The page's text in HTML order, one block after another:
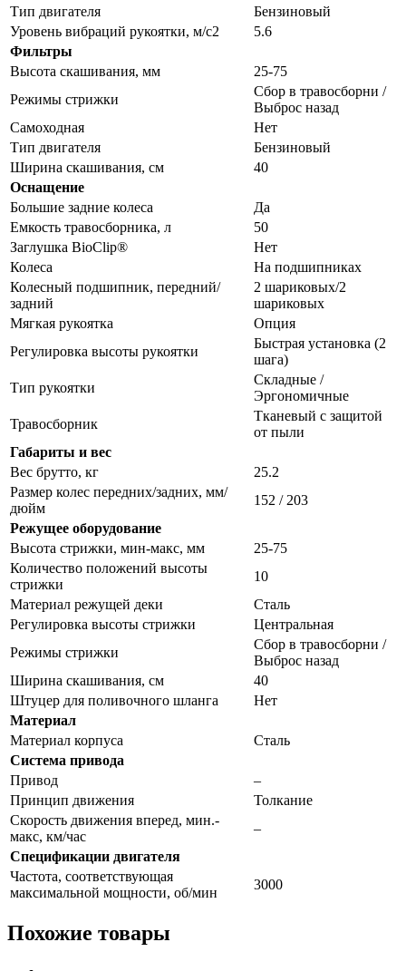
Тип двигателя
Бензиновый
Уровень вибраций рукоятки, м/с2
5.6
Фильтры
Высота скашивания, мм
25-75
Режимы стрижки
Сбор в травосборни /
Выброс назад
Самоходная
Нет
Тип двигателя
Бензиновый
Ширина скашивания, см
40
Оснащение
Большие задние колеса
Да
Емкость травосборника, л
50
Заглушка BioClip®
Нет
Колеса
На подшипниках
Колесный подшипник, передний/
задний
2 шариковых/2
шариковых
Мягкая рукоятка
Опция
Регулировка высоты рукоятки
Быстрая установка (2
шага)
Тип рукоятки
Складные /
Эргономичные
Травосборник
Тканевый с защитой
от пыли
Габариты и вес
Вес брутто, кг
25.2
Размер колес передних/задних, мм/
дюйм
152 / 203
Режущее оборудование
Высота стрижки, мин-макс, мм
25-75
Количество положений высоты
стрижки
10
Материал режущей деки
Сталь
Регулировка высоты стрижки
Центральная
Режимы стрижки
Сбор в травосборни /
Выброс назад
Ширина скашивания, см
40
Штуцер для поливочного шланга
Нет
Материал
Материал корпуса
Сталь
Система привода
Привод
–
Принцип движения
Толкание
Скорость движения вперед, мин.-
макс, км/час
–
Спецификации двигателя
Частота, соответствующая
максимальной мощности, об/мин
3000
Похожие товары